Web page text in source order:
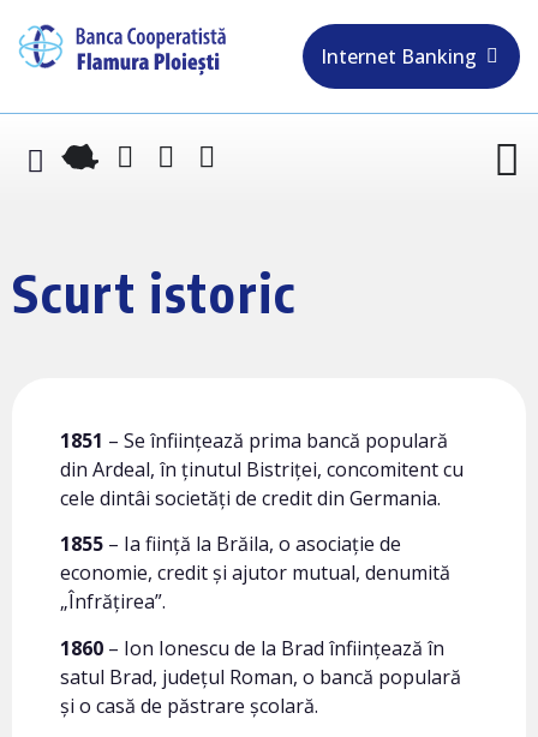
Internet Banking
Scurt istoric
1851 – Se înfiinţează prima bancă populară
din Ardeal, în ţinutul Bistriţei, concomitent cu
cele dintâi societăţi de credit din Germania.
1855 – Ia fiinţă la Brăila, o asociaţie de
economie, credit şi ajutor mutual, denumită
„Înfrăţirea”.
1860 – Ion Ionescu de la Brad înfiinţează în
satul Brad, judeţul Roman, o bancă populară
şi o casă de păstrare şcolară.